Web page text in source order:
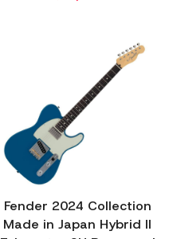
Fender 2024 Collection
Made in Japan Hybrid II